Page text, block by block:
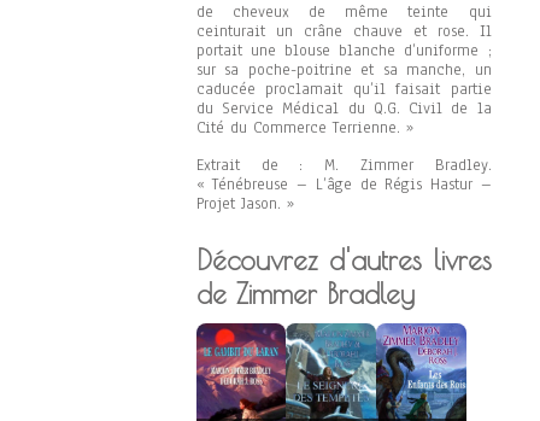
de cheveux de même teinte qui
ceinturait un crâne chauve et rose. Il
portait une blouse blanche d’uniforme ;
sur sa poche-poitrine et sa manche, un
caducée proclamait qu’il faisait partie
du Service Médical du Q.G. Civil de la
Cité du Commerce Terrienne. »
Extrait de : M. Zimmer Bradley.
« Ténébreuse – L’âge de Régis Hastur –
Projet Jason. »
Découvrez d'autres livres
de Zimmer Bradley